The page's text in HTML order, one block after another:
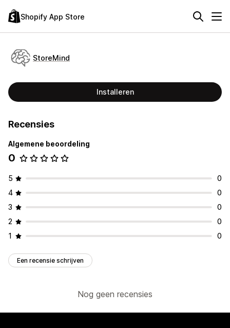
Shopify App Store
StoreMind
Installeren
Recensies
Algemene beoordeling
0
5
0
4
0
3
0
2
0
1
0
Een recensie schrijven
Nog geen recensies